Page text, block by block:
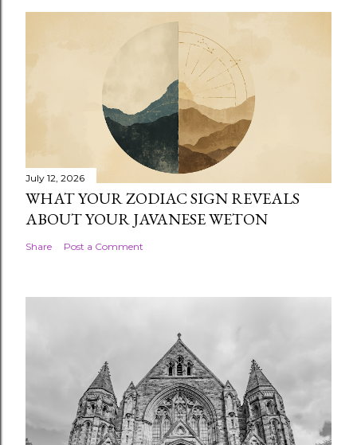
July 12, 2026
WHAT YOUR ZODIAC SIGN REVEALS
ABOUT YOUR JAVANESE WETON
Share Post a Comment